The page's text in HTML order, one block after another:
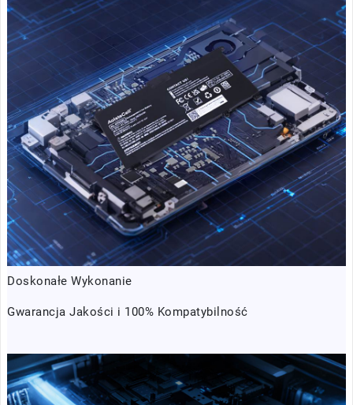
Doskonałe Wykonanie
Gwarancja Jakości i 100% Kompatybilność